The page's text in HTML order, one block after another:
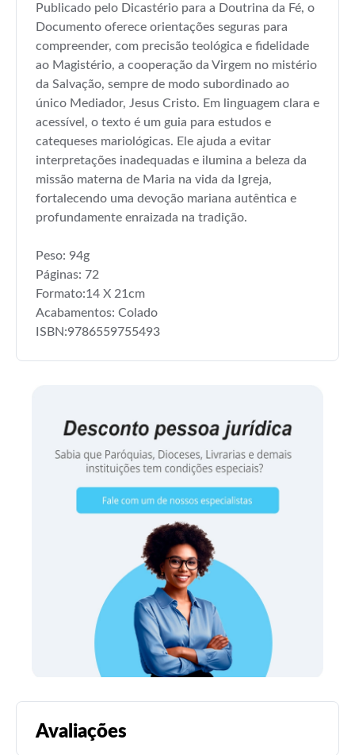
Publicado pelo Dicastério para a Doutrina da Fé, o
Documento oferece orientações seguras para
compreender, com precisão teológica e fidelidade
ao Magistério, a cooperação da Virgem no mistério
da Salvação, sempre de modo subordinado ao
único Mediador, Jesus Cristo. Em linguagem clara e
acessível, o texto é um guia para estudos e
catequeses mariológicas. Ele ajuda a evitar
interpretações inadequadas e ilumina a beleza da
missão materna de Maria na vida da Igreja,
fortalecendo uma devoção mariana autêntica e
profundamente enraizada na tradição.
Peso: 94g
Páginas: 72
Formato:14 X 21cm
Acabamentos: Colado
ISBN:9786559755493
Avaliações